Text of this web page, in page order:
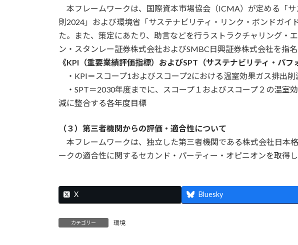
本フレームワークは、国際資本市場協会（ICMA）が定める「
則2024」および環境省「サステナビリティ・リンク・ボンドガイ
た。また、策定にあたり、助言などを行うストラクチャリング・
ン・スタンレー証券株式会社およびSMBC日興証券株式会社を指名
《KPI（重要業績評価指標）およびSPT（サステナビリティ・パフ
・KPI＝スコープ1およびスコープ2における温室効果ガス排出削
・SPT＝2030年度までに、スコープ１およびスコープ２の温室
減に整合する各年度目標
（３）第三者機関からの評価・適合性について
本フレームワークは、独立した第三者機関である株式会社日本
ークの適合性に関するセカンド・パーティー・オピニオンを取得し
X Bluesky
カテゴリー 環境